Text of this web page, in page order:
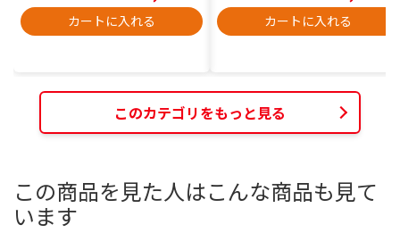
カートに入れる カートに入れる
このカテゴリをもっと見る
この商品を見た人はこんな商品も見て
います